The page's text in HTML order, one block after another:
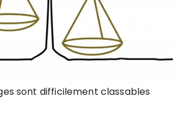
sont difficilement classables